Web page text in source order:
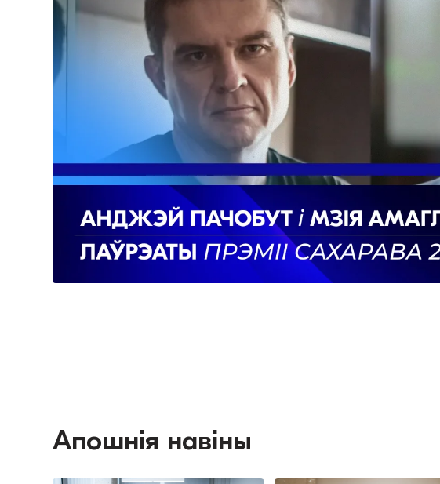
Апошнія навіны